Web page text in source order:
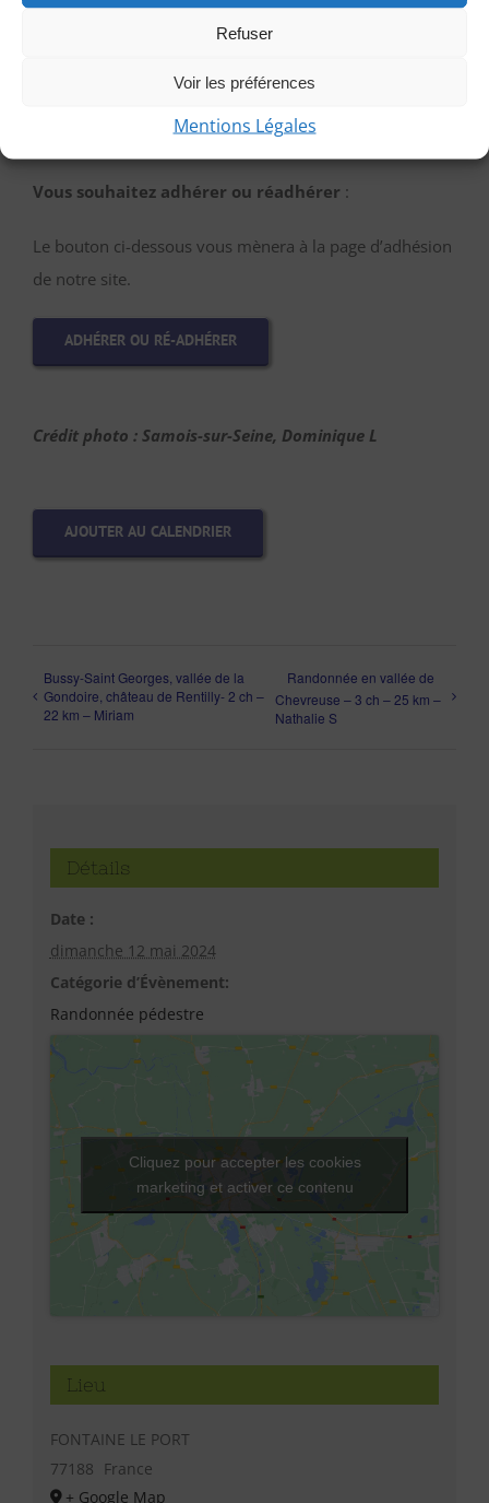
Refuser
Voir les préférences
Mentions Légales
et autres détails.
PARTICIPER EN TANT QU’INVITÉE
Vous souhaitez adhérer ou réadhérer :
Le bouton ci-dessous vous mènera à la page d’adhésion
de notre site.
ADHÉRER OU RÉ-ADHÉRER
Crédit photo : Samois-sur-Seine, Dominique L
AJOUTER AU CALENDRIER
Bussy-Saint Georges, vallée de la
Gondoire, château de Rentilly- 2 ch –
22 km – Miriam
Randonnée en vallée de
Chevreuse – 3 ch – 25 km –
Nathalie S
Détails
Date :
dimanche 12 mai 2024
Catégorie d’Évènement:
Randonnée pédestre
Lieu
FONTAINE LE PORT
77188 France
+ Google Map
Cliquez pour accepter les cookies
marketing et activer ce contenu